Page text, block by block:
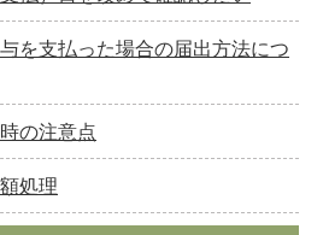
を支払った場合の届出方法につ
の注意点
処理